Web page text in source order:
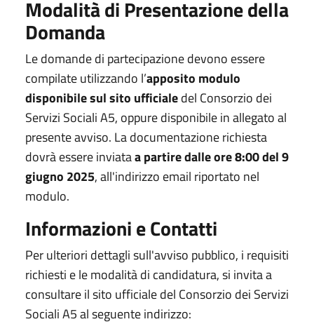
Modalità di Presentazione della
Domanda
Le domande di partecipazione devono essere
compilate utilizzando l’apposito modulo
disponibile sul sito ufficialedel Consorzio dei
Servizi Sociali A5, oppure disponibile in allegato al
presente avviso. La documentazione richiesta
dovrà essere inviataa partire dalle ore 8:00 del 9
giugno 2025, all'indirizzo email riportato nel
modulo.
Informazioni e Contatti
Per ulteriori dettagli sull'avviso pubblico, i requisiti
richiesti e le modalità di candidatura, si invita a
consultare il sito ufficiale del Consorzio dei Servizi
Sociali A5 al seguente indirizzo: